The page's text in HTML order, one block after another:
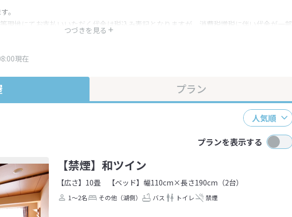
つづきを見る
。
現地にてお支払いいただく代金は税込み表記となりますが、消費税増税に伴い代金が一部
現在
プラン
人気順
プランを表示する
【禁煙】和ツイン
【広さ】10畳 【ベッド】幅110cm×長さ190cm（2台）
1～2名 その他（湖側） バス トイレ 禁煙